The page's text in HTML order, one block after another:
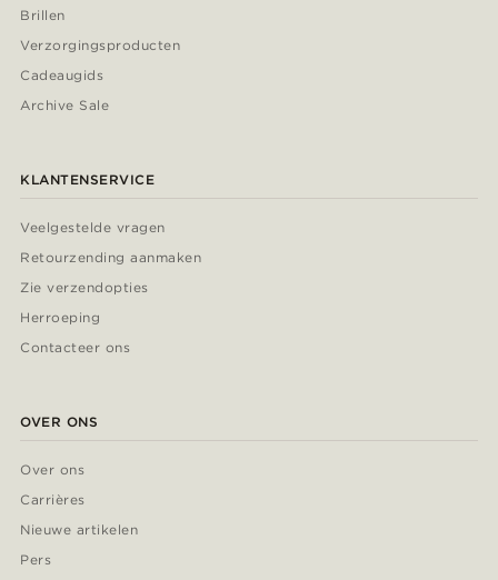
Brillen
Verzorgingsproducten
Cadeaugids
Archive Sale
KLANTENSERVICE
Veelgestelde vragen
Retourzending aanmaken
Zie verzendopties
Herroeping
Contacteer ons
OVER ONS
Over ons
Carrières
Nieuwe artikelen
Pers